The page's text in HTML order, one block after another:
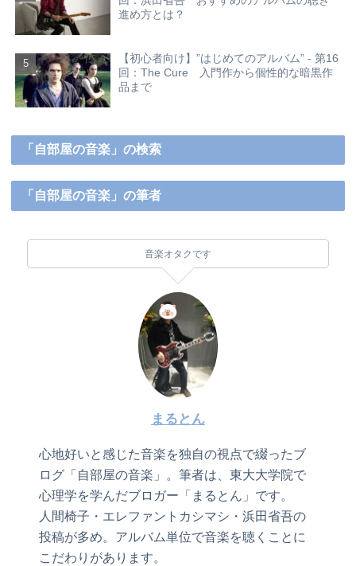
進め方とは？
【初心者向け】”はじめてのアルバム” - 第16
回：The Cure 入門作から個性的な暗黒作
品まで
「自部屋の音楽」の検索
「自部屋の音楽」の筆者
音楽オタクです
まるとん
心地好いと感じた音楽を独自の視点で綴ったブ
ログ「自部屋の音楽」。筆者は、東大大学院で
心理学を学んだブロガー「まるとん」です。
人間椅子・エレファントカシマシ・浜田省吾の
投稿が多め。アルバム単位で音楽を聴くことに
こだわりがあります。